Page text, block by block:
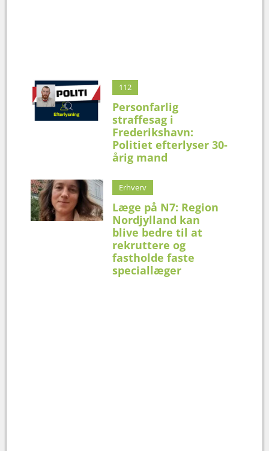
112
Personfarlig
straffesag i
Frederikshavn:
Politiet efterlyser 30-
årig mand
Erhverv
Læge på N7: Region
Nordjylland kan
blive bedre til at
rekruttere og
fastholde faste
speciallæger